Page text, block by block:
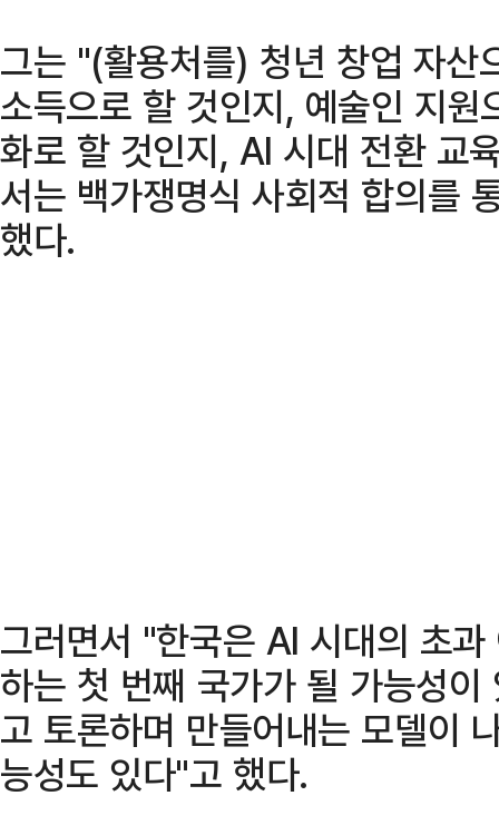
그는 "(활용처를) 청년 창업 자산
소득으로 할 것인지, 예술인 지
화로 할 것인지, AI 시대 전환 교
서는 백가쟁명식 사회적 합의를
했다.
그러면서 "한국은 AI 시대의 초
하는 첫 번째 국가가 될 가능성
고 토론하며 만들어내는 모델이
능성도 있다"고 했다.